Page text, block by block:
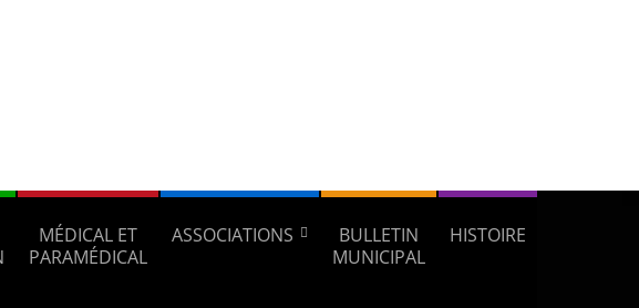
MÉDICAL ET
PARAMÉDICAL
ASSOCIATIONS
BULLETIN
MUNICIPAL
HISTOIRE